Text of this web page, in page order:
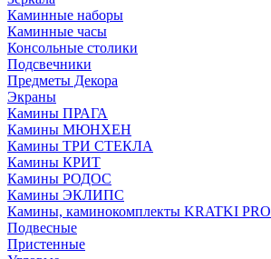
Каминные наборы
Каминные часы
Консольные столики
Подсвечники
Предметы Декора
Экраны
Камины ПРАГА
Камины МЮНХЕН
Камины ТРИ СТЕКЛА
Камины КРИТ
Камины РОДОС
Камины ЭКЛИПС
Камины, каминокомплекты KRATKI PRO
Подвесные
Пристенные